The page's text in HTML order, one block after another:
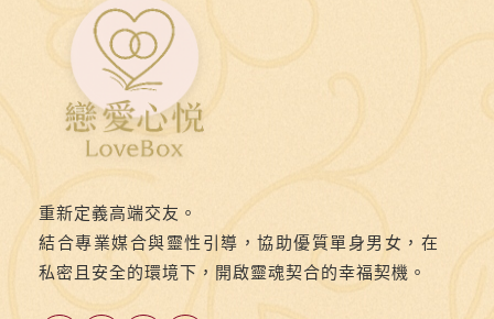
業
這
裡
收
重新定義高端交友。
結合專業媒合與靈性引導，協助優質單身男女，在
私密且安全的環境下，開啟靈魂契合的幸福契機。